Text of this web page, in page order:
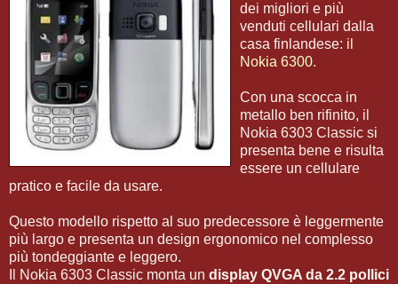
dei migliori e più
venduti cellulari dalla
casa finlandese: il
Nokia 6300.
Con una scocca in
metallo ben rifinito, il
Nokia 6303 Classic si
presenta bene e risulta
essere un cellulare
pratico e facile da usare.
Questo modello rispetto al suo predecessore è leggermente
più largo e presenta un design ergonomico nel complesso
più tondeggiante e leggero.
Il Nokia 6303 Classic monta un display QVGA da 2.2 pollici